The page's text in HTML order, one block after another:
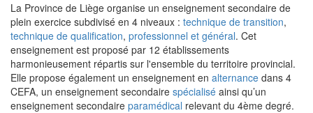
La Province de Liège organise un enseignement secondaire de
plein exercice subdivisé en 4 niveaux : technique de transition,
technique de qualification, professionnel et général. Cet
enseignement est proposé par 12 établissements
harmonieusement répartis sur l'ensemble du territoire provincial.
Elle propose également un enseignement en alternance dans 4
CEFA, un enseignement secondaire spécialisé ainsi qu’un
enseignement secondaire paramédical relevant du 4ème degré.